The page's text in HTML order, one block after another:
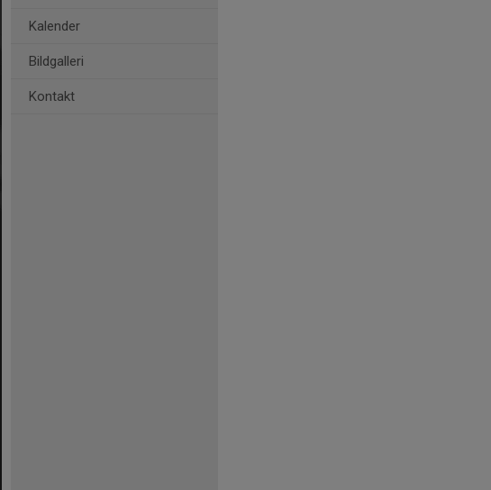
Kalender
Bildgalleri
Kontakt